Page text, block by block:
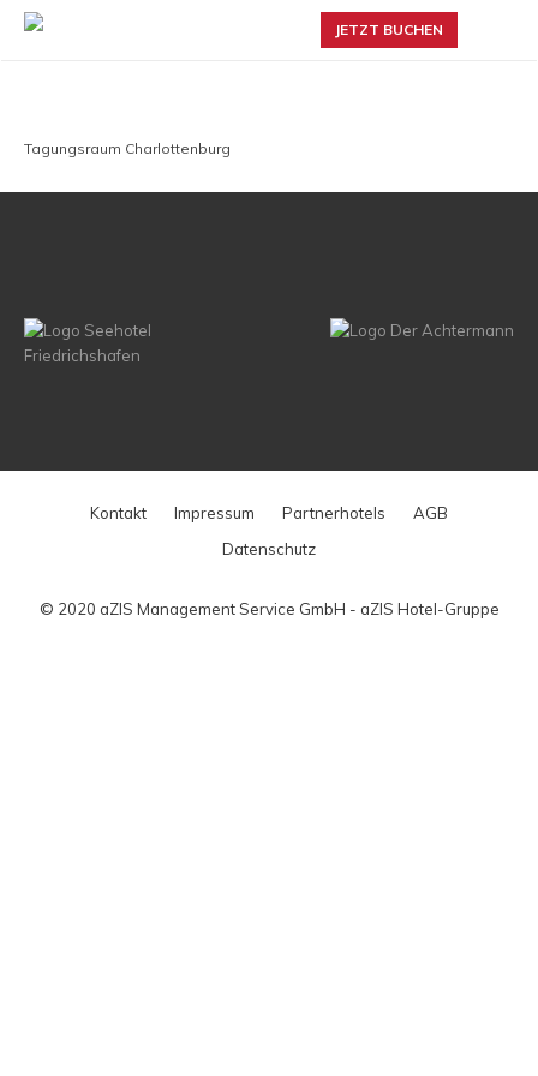
JETZT BUCHEN
Tagungsraum Charlottenburg
Kontakt Impressum Partnerhotels
AGB
Datenschutz
© 2020 aZIS Management Service GmbH - aZIS Hotel-Gruppe